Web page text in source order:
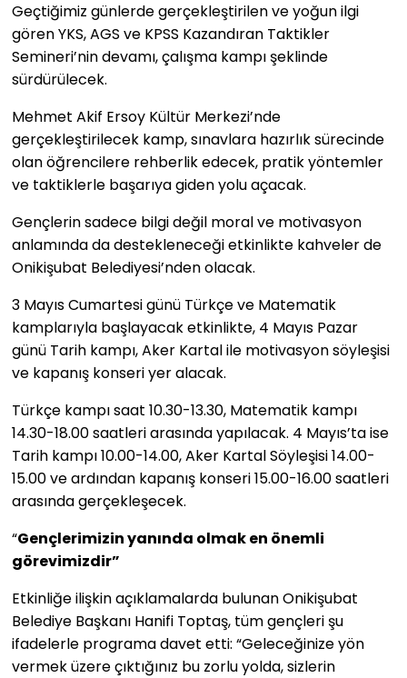
Geçtiğimiz günlerde gerçekleştirilen ve yoğun ilgi
gören YKS, AGS ve KPSS Kazandıran Taktikler
Semineri’nin devamı, çalışma kampı şeklinde
sürdürülecek.
Mehmet Akif Ersoy Kültür Merkezi’nde
gerçekleştirilecek kamp, sınavlara hazırlık sürecinde
olan öğrencilere rehberlik edecek, pratik yöntemler
ve taktiklerle başarıya giden yolu açacak.
Gençlerin sadece bilgi değil moral ve motivasyon
anlamında da destekleneceği etkinlikte kahveler de
Onikişubat Belediyesi’nden olacak.
3 Mayıs Cumartesi günü Türkçe ve Matematik
kamplarıyla başlayacak etkinlikte, 4 Mayıs Pazar
günü Tarih kampı, Aker Kartal ile motivasyon söyleşisi
ve kapanış konseri yer alacak.
Türkçe kampı saat 10.30-13.30, Matematik kampı
14.30-18.00 saatleri arasında yapılacak. 4 Mayıs’ta ise
Tarih kampı 10.00-14.00, Aker Kartal Söyleşisi 14.00-
15.00 ve ardından kapanış konseri 15.00-16.00 saatleri
arasında gerçekleşecek.
“Gençlerimizin yanında olmak en önemli
görevimizdir”
Etkinliğe ilişkin açıklamalarda bulunan Onikişubat
Belediye Başkanı Hanifi Toptaş, tüm gençleri şu
ifadelerle programa davet etti: “Geleceğinize yön
vermek üzere çıktığınız bu zorlu yolda, sizlerin